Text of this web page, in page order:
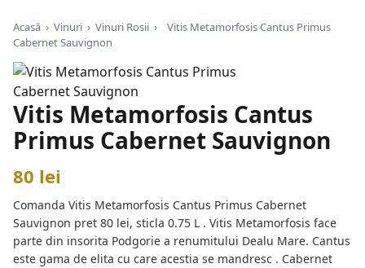
Acasă › Vinuri › Vinuri Rosii ›
Vitis Metamorfosis Cantus Primus
Cabernet Sauvignon
Vitis Metamorfosis Cantus
Primus Cabernet Sauvignon
80 lei
Comanda Vitis Metamorfosis Cantus Primus Cabernet
Sauvignon pret 80 lei, sticla 0.75 L . Vitis Metamorfosis face
parte din insorita Podgorie a renumitului Dealu Mare. Cantus
este gama de elita cu care acestia se mandresc . Cabernet